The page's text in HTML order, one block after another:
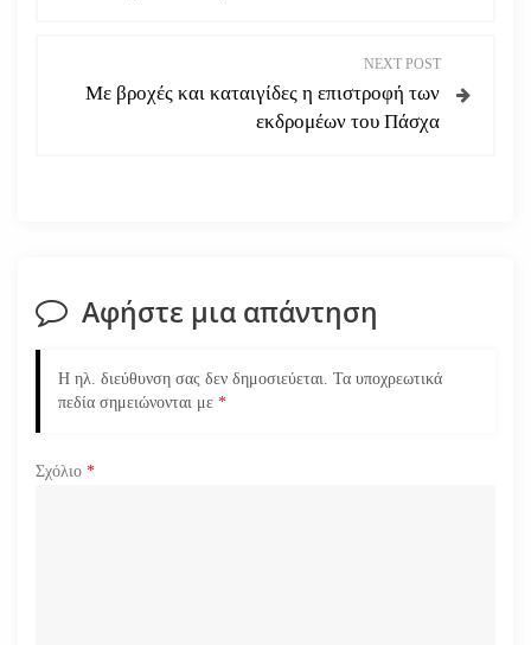
η
ρ
θ
NEXT POST
Με βροχές και καταιγίδες η επιστροφή των
εκδρομέων του Πάσχα
Αφήστε μια απάντηση
Η ηλ. διεύθυνση σας δεν δημοσιεύεται. Τα υποχρεωτικά
πεδία σημειώνονται με *
Σχόλιο *